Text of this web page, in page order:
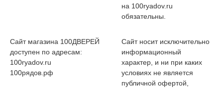
на 100ryadov.ru
обязательны.
Сайт магазина 100ДВЕРЕЙ
доступен по адресам:
100ryadov.ru
100рядов.рф
Сайт носит исключительно
информационный
характер, и ни при каких
условиях не является
публичной офертой,